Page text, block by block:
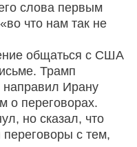
слова первым
что нам так не
общаться с США
Трамп
направил Ирану
о переговорах.
но сказал, что
переговоры с тем,